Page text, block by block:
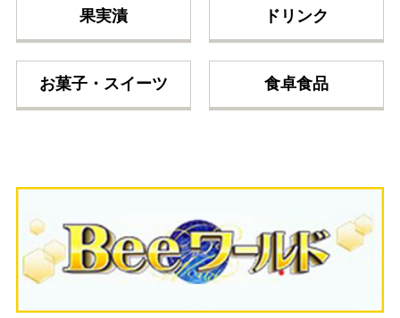
果実漬 ドリンク
お菓子・スイーツ 食卓食品